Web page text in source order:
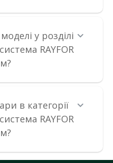
сучасне рішення для
освітлен..
у розділі
RAYFOR
в категорії
RAYFOR